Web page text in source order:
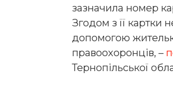
зазначила номер
Згодом з її картки
допомогою
правоохоронців, –
Тернопільської